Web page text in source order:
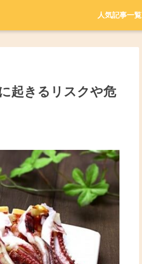
人気記事一覧
起きるリスクや危